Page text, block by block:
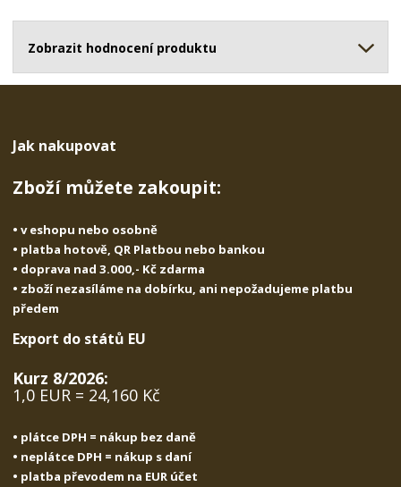
n
s
t
o
t
v
Zobrazit hodnocení produktu
Jak nakupovat
Zboží můžete zakoupit:
• v eshopu nebo osobně
• platba hotově, QR Platbou nebo bankou
• doprava nad 3.000,- Kč zdarma
• zboží nezasíláme na dobírku, ani nepožadujeme platbu
předem
Export do států EU
Kurz 8/2026:
1,0 EUR = 24,160 Kč
• plátce DPH = nákup bez daně
• neplátce DPH = nákup s daní
• platba převodem na EUR účet